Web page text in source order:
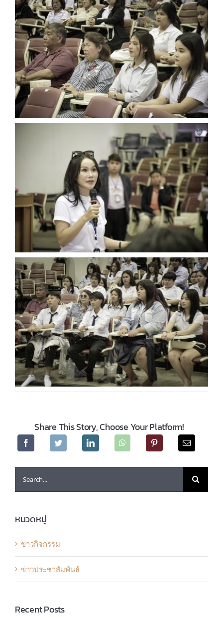
Share This Story, Choose Your Platform!
หมวดหมู่
ข่าวกิจกรรม
ข่าวประชาสัมพันธ์
Recent Posts